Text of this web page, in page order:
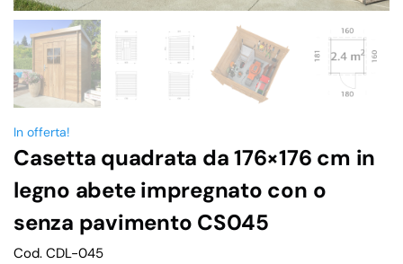
In offerta!
Casetta quadrata da 176×176 cm in
legno abete impregnato con o
senza pavimento CS045
Cod. CDL-045